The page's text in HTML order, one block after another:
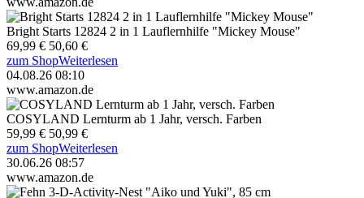
Bright Starts 12824 2 in 1 Lauflernhilfe "Mickey Mouse"
69,99 € 50,60 €
zum ShopWeiterlesen
04.08.26 08:10
www.amazon.de
COSYLAND Lernturm ab 1 Jahr, versch. Farben
59,99 € 50,99 €
zum ShopWeiterlesen
30.06.26 08:57
www.amazon.de